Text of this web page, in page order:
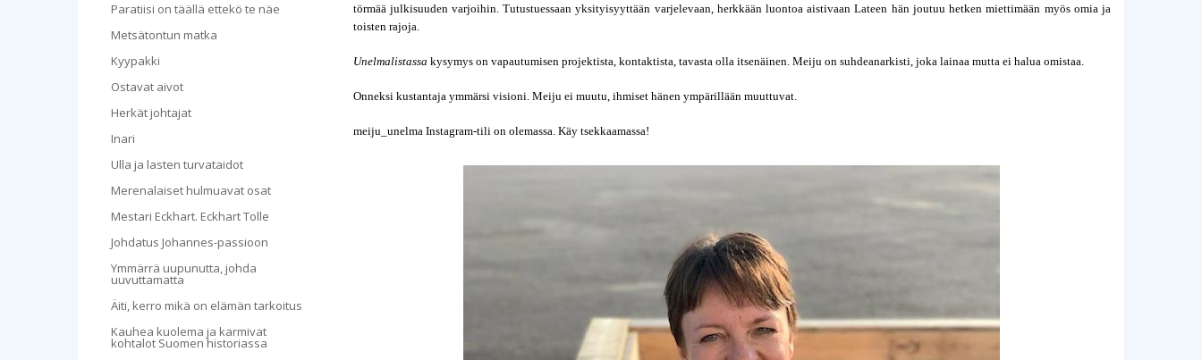
Paratiisi on täällä ettekö te näe
Metsätontun matka
Kyypakki
Ostavat aivot
Herkät johtajat
Inari
Ulla ja lasten turvataidot
Merenalaiset hulmuavat osat
Mestari Eckhart. Eckhart Tolle
Johdatus Johannes-passioon
Ymmärrä uupunutta, johda
uuvuttamatta
Äiti, kerro mikä on elämän tarkoitus
Kauhea kuolema ja karmivat
kohtalot Suomen historiassa
törmää julkisuuden varjoihin. Tutustuessaan yksityisyyttään varjelevaan, herkkään luontoa aistivaan Lateen hän joutuu hetken miettimään myös omia ja
toisten rajoja.
Unelmalistassa kysymys on vapautumisen projektista, kontaktista, tavasta olla itsenäinen. Meiju on suhdeanarkisti, joka lainaa mutta ei halua omistaa.
Onneksi kustantaja ymmärsi visioni. Meiju ei muutu, ihmiset hänen ympärillään muuttuvat.
meiju_unelma Instagram-tili on olemassa. Käy tsekkaamassa!